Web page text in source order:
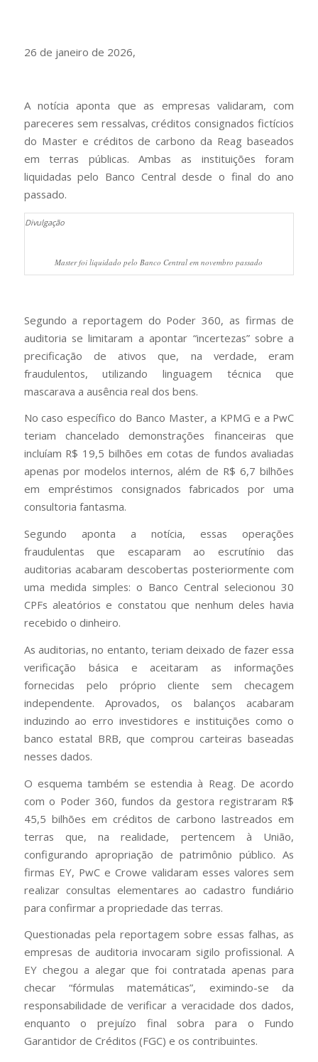
26 de janeiro de 2026,
A notícia aponta que as empresas validaram, com
pareceres sem ressalvas, créditos consignados fictícios
do Master e créditos de carbono da Reag baseados
em terras públicas. Ambas as instituições foram
liquidadas pelo Banco Central desde o final do ano
passado.
Divulgação
Master foi liquidado pelo Banco Central em novembro passado
Segundo a reportagem do Poder 360, as firmas de
auditoria se limitaram a apontar “incertezas” sobre a
precificação de ativos que, na verdade, eram
fraudulentos, utilizando linguagem técnica que
mascarava a ausência real dos bens.
No caso específico do Banco Master, a KPMG e a PwC
teriam chancelado demonstrações financeiras que
incluíam R$ 19,5 bilhões em cotas de fundos avaliadas
apenas por modelos internos, além de R$ 6,7 bilhões
em empréstimos consignados fabricados por uma
consultoria fantasma.
Segundo aponta a notícia, essas operações
fraudulentas que escaparam ao escrutínio das
auditorias acabaram descobertas posteriormente com
uma medida simples: o Banco Central selecionou 30
CPFs aleatórios e constatou que nenhum deles havia
recebido o dinheiro.
As auditorias, no entanto, teriam deixado de fazer essa
verificação básica e aceitaram as informações
fornecidas pelo próprio cliente sem checagem
independente. Aprovados, os balanços acabaram
induzindo ao erro investidores e instituições como o
banco estatal BRB, que comprou carteiras baseadas
nesses dados.
O esquema também se estendia à Reag. De acordo
com o Poder 360, fundos da gestora registraram R$
45,5 bilhões em créditos de carbono lastreados em
terras que, na realidade, pertencem à União,
configurando apropriação de patrimônio público. As
firmas EY, PwC e Crowe validaram esses valores sem
realizar consultas elementares ao cadastro fundiário
para confirmar a propriedade das terras.
Questionadas pela reportagem sobre essas falhas, as
empresas de auditoria invocaram sigilo profissional. A
EY chegou a alegar que foi contratada apenas para
checar “fórmulas matemáticas”, eximindo-se da
responsabilidade de verificar a veracidade dos dados,
enquanto o prejuízo final sobra para o Fundo
Garantidor de Créditos (FGC) e os contribuintes.